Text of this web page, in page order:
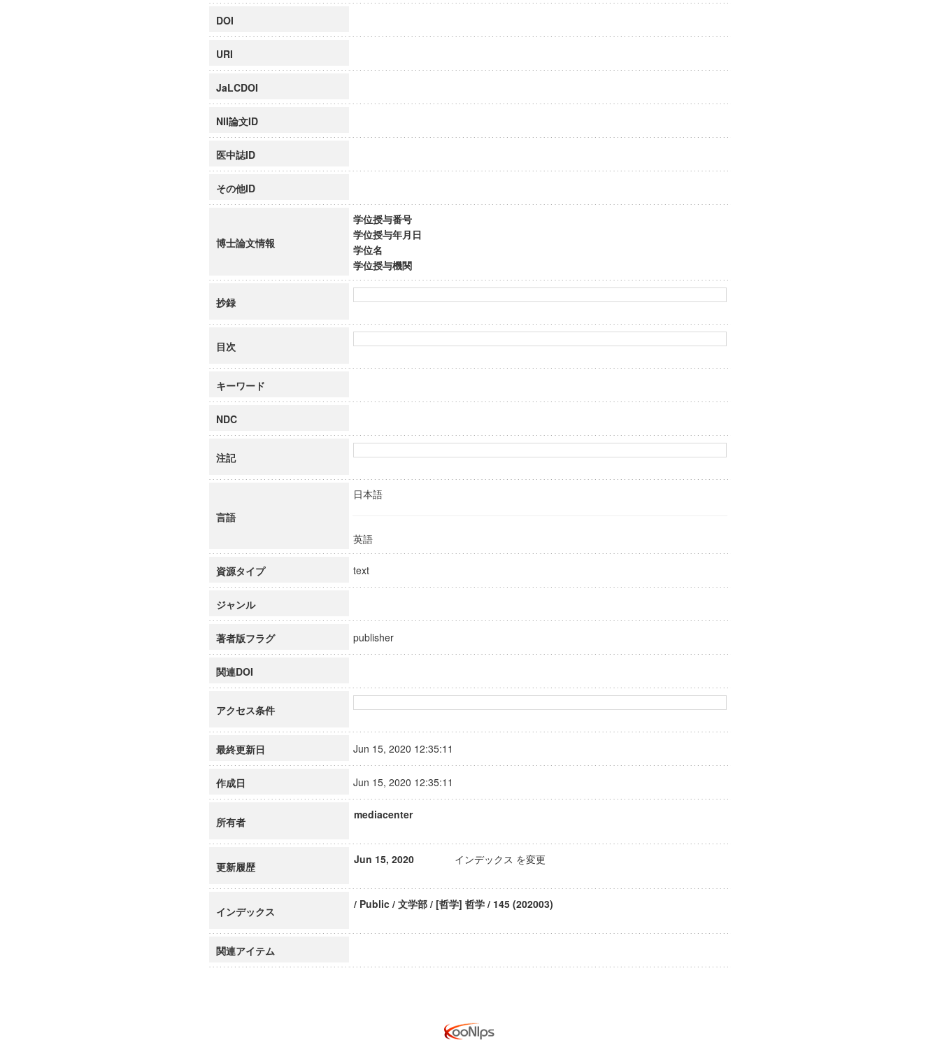
DOI
URI
JaLCDOI
NII論文ID
医中誌ID
その他ID
博士論文情報
学位授与番号
学位授与年月日
学位名
学位授与機関
抄録
目次
キーワード
NDC
注記
言語
日本語
英語
資源タイプ text
ジャンル
著者版フラグ publisher
関連DOI
アクセス条件
最終更新日 Jun 15, 2020 12:35:11
作成日 Jun 15, 2020 12:35:11
所有者
mediacenter
更新履歴
Jun 15, 2020 インデックス を変更
インデックス
/ Public / 文学部 / [哲学] 哲学 / 145 (202003)
関連アイテム